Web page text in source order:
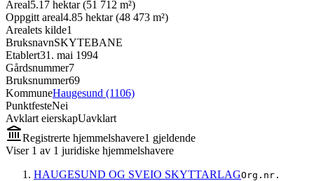
Areal5.17 hektar (51 712 m²)
Oppgitt areal4.85 hektar (48 473 m²)
Arealets kilde1
BruksnavnSKYTEBANE
Etablert31. mai 1994
Gårdsnummer7
Bruksnummer69
KommuneHaugesund (1106)
PunktfesteNei
Avklart eierskapUavklart
Registrerte hjemmelshavere1 gjeldende
Viser 1 av 1 juridiske hjemmelshavere
HAUGESUND OG SVEIO SKYTTARLAGOrg.nr.